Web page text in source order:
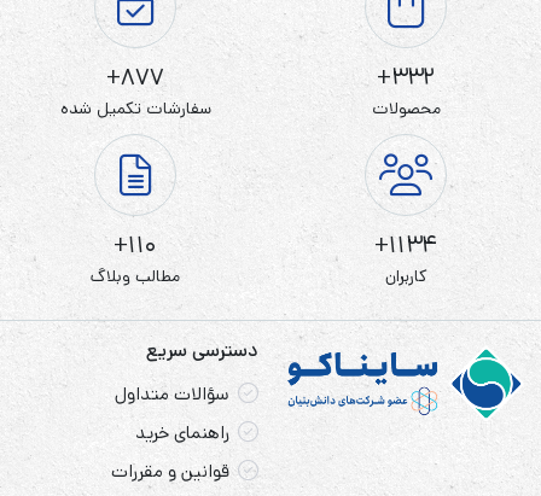
332+
محصولات
877+
سفارشات تکمیل شده
1134+
کاربران
110+
مطالب وبلاگ
دسترسی سریع
سؤالات متداول
راهنمای خرید
قوانین و مقررات